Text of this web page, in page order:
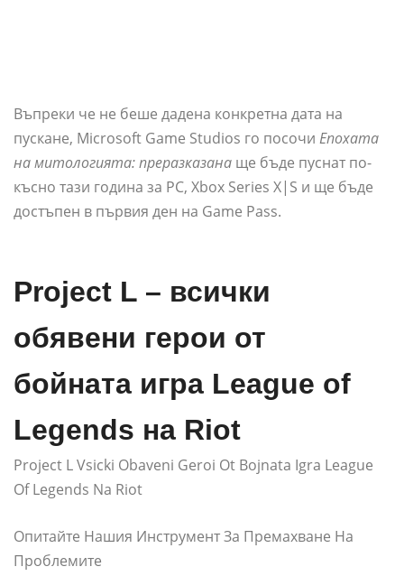
Въпреки че не беше дадена конкретна дата на
пускане, Microsoft Game Studios го посочи Епохата
на митологията: преразказана ще бъде пуснат по-
късно тази година за PC, Xbox Series X|S и ще бъде
достъпен в първия ден на Game Pass.
Project L – всички
обявени герои от
бойната игра League of
Legends на Riot
Project L Vsicki Obaveni Geroi Ot Bojnata Igra League
Of Legends Na Riot
Опитайте Нашия Инструмент За Премахване На
Проблемите